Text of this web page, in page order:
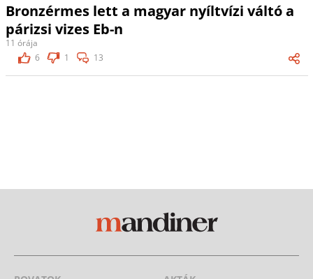
Bronzérmes lett a magyar nyíltvízi váltó a
párizsi vizes Eb-n
11 órája
6
1 13